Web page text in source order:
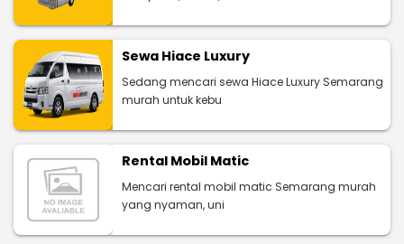
Sewa Hiace Luxury
Sedang mencari sewa Hiace Luxury Semarang
murah untuk kebu
Rental Mobil Matic
Mencari rental mobil matic Semarang murah
yang nyaman, uni